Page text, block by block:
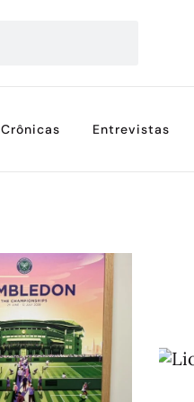
Crônicas Entrevistas